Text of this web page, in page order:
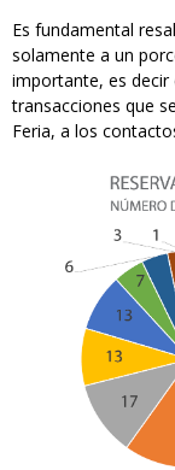
Es fundamental
solamente a un
importante, es decir
transacciones que
Feria, a los